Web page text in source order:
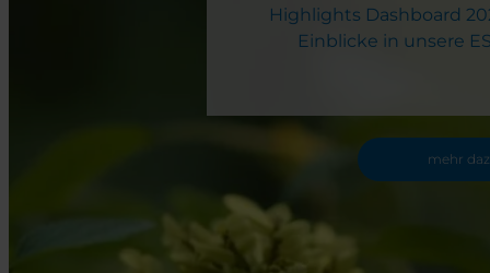
Highlights Dashboard
Einblicke in unsere
mehr